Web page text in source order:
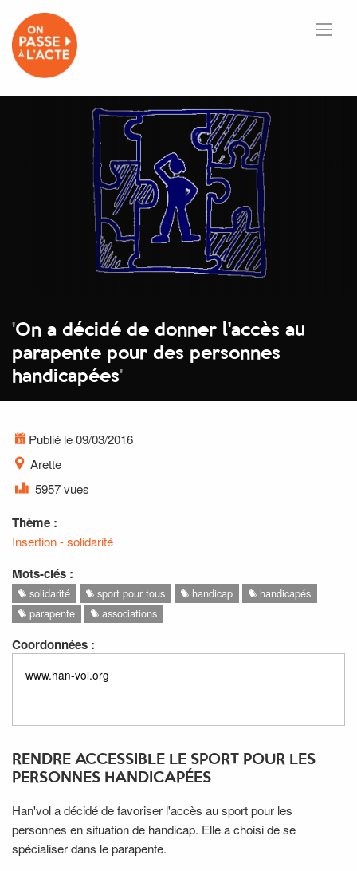
'On a décidé de donner l'accès au
parapente pour des personnes
handicapées'
Publié le 09/03/2016
Arette
5957 vues
Thème :
Insertion - solidarité
Mots-clés :
solidarité sport pour tous handicap
handicapés
parapente
associations
Coordonnées :
www.han-vol.org
RENDRE ACCESSIBLE LE SPORT POUR LES
PERSONNES HANDICAPÉES
Han'vol a décidé de favoriser l'accès au sport pour les
personnes en situation de handicap. Elle a choisi de se
spécialiser dans le parapente.